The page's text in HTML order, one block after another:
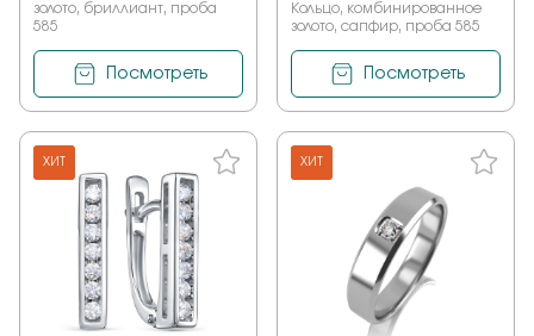
золото, бриллиант, проба
585
Посмотреть
Кольцо, комбинированное
золото, сапфир, проба 585
Посмотреть
ХИТ ХИТ